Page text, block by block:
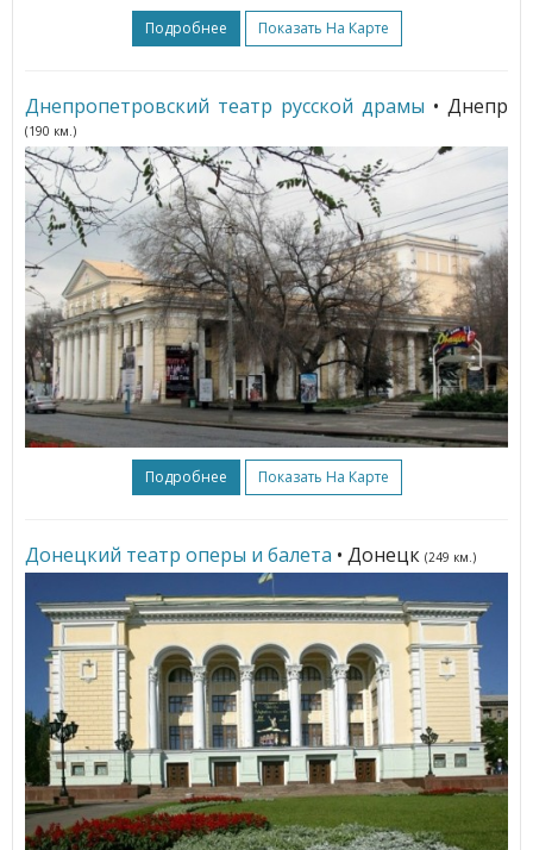
Подробнее Показать На Карте
Днепропетровский театр русской драмы • Днепр
(190 км.)
Подробнее Показать На Карте
Донецкий театр оперы и балета • Донецк (249 км.)